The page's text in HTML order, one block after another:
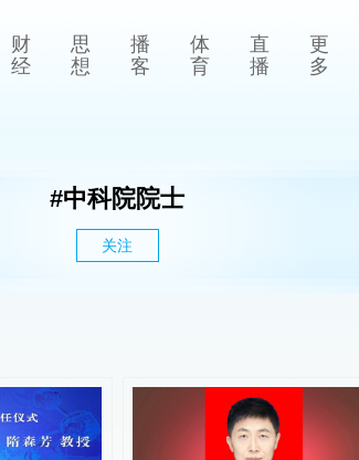
财
经
思
想
播
客
体
育
直
播
更
多
#中科院院士
关注